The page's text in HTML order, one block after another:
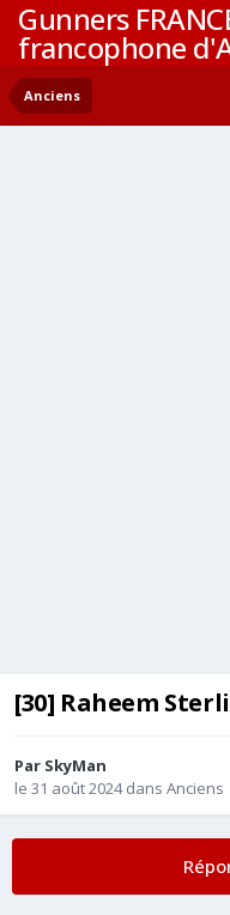
Gunners
francophone
Anciens
[30] Raheem
Par SkyMan
le 31 août 2024dans Anciens